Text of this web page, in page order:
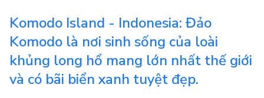
Komodo Island - Indonesia: Đảo
Komodo là nơi sinh sống của loài
khủng long hổ mang lớn nhất thế giới
và có bãi biển xanh tuyệt đẹp.